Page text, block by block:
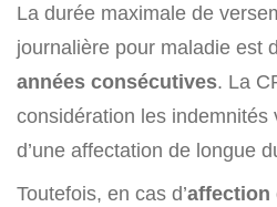
La durée maximale de
journalière pour maladie est
années consécutives. La
considération les indemnités
d’une affectation de longue
Toutefois, en cas d’affection